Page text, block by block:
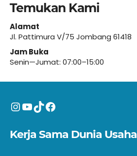
Temukan Kami
Alamat
Jl. Pattimura V/75 Jombang 61418
Jam Buka
Senin—Jumat: 07:00–15:00
Instagram
YouTube
TikTokFacebook
Kerja Sama Dunia Usaha